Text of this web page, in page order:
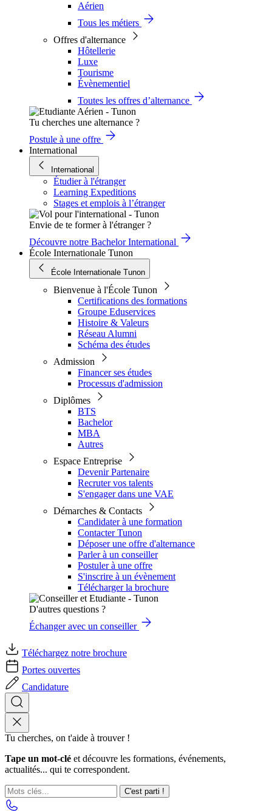
Aérien
Tous les métiers
Offres d'alternance
Hôtellerie
Luxe
Tourisme
Évènementiel
Toutes les offres d’alternance
Tu cherches une alternance ?
Postule à une offre
International
International
Étudier à l'étranger
Learning Expeditions
Stages et emplois à l’étranger
Envie de te former à l'étranger ?
Découvre notre Bachelor International
École Internationale Tunon
École Internationale Tunon
Bienvenue à l'École Tunon
Certifications des formations
Groupe Eduservices
Histoire & Valeurs
Réseau Alumni
Schéma des études
Admission
Financer ses études
Processus d'admission
Diplômes
BTS
Bachelor
MBA
Autres
Espace Entreprise
Devenir Partenaire
Recruter vos talents
S'engager dans une VAE
Démarches & Contacts
Candidater à une formation
Contacter Tunon
Déposer une offre d'alternance
Parler à un conseiller
Postuler à une offre
S'inscrire à un évènement
Télécharger la brochure
D'autres questions ?
Échanger avec un conseiller
Téléchargez notre brochure
Portes ouvertes
Candidature
Tu cherches, on t'aide à trouver !
Tape un mot-clé et découvre les formations, événements,
actualités... qui te correspondent.
C'est parti !